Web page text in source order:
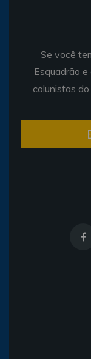
Se você
Esquadrão
colunistas